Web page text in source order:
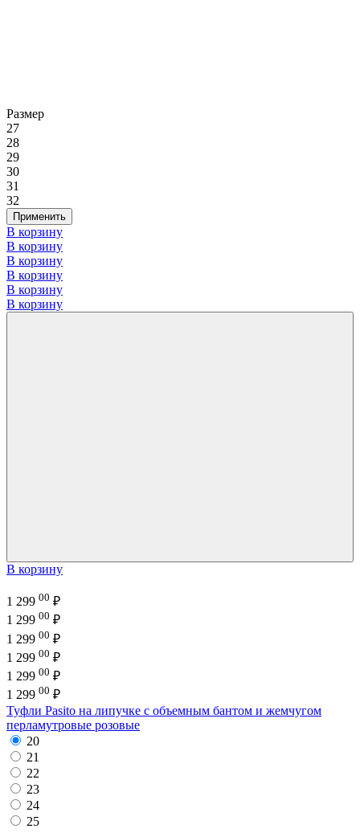
Размер
27
28
29
30
31
32
Применить
В корзину
В корзину
В корзину
В корзину
В корзину
В корзину
В корзину
1 299 00 ₽
1 299 00 ₽
1 299 00 ₽
1 299 00 ₽
1 299 00 ₽
1 299 00 ₽
Туфли Pasito на липучке с объемным бантом и жемчугом
перламутровые розовые
20
21
22
23
24
25